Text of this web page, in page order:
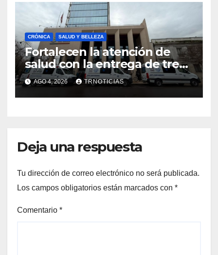
CRÓNICA SALUD Y BELLEZA
Fortalecen la atención de
salud con la entrega de tres
nuevas ambulancias para
Cauquenes y Sagrada Familia
AGO 4, 2026 TRNOTICIAS
Deja una respuesta
Tu dirección de correo electrónico no será publicada.
Los campos obligatorios están marcados con *
Comentario *